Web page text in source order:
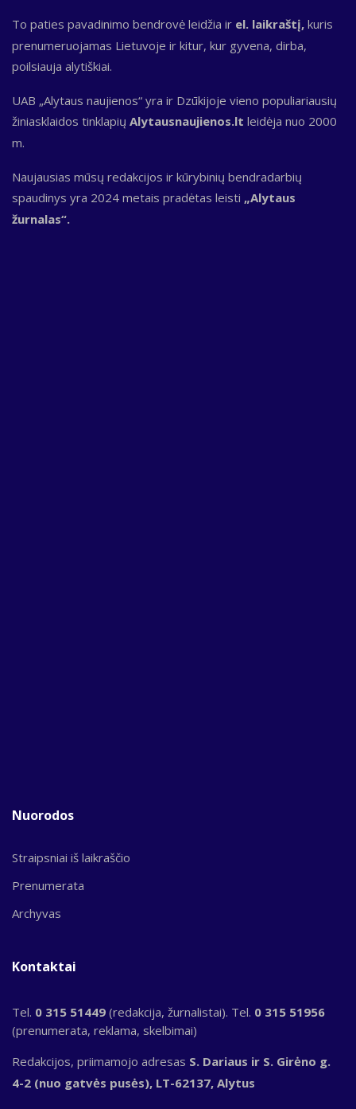
To paties pavadinimo bendrovė leidžia ir el. laikraštį, kuris
prenumeruojamas Lietuvoje ir kitur, kur gyvena, dirba,
poilsiauja alytiškiai.
UAB „Alytaus naujienos“ yra ir Dzūkijoje vieno populiariausių
žiniasklaidos tinklapių Alytausnaujienos.lt leidėja nuo 2000
m.
Naujausias mūsų redakcijos ir kūrybinių bendradarbių
spaudinys yra 2024 metais pradėtas leisti „Alytaus
žurnalas“.
Nuorodos
Straipsniai iš laikraščio
Prenumerata
Archyvas
Kontaktai
Tel. 0 315 51449 (redakcija, žurnalistai). Tel. 0 315 51956
(prenumerata, reklama, skelbimai)
Redakcijos, priimamojo adresas S. Dariaus ir S. Girėno g.
4-2 (nuo gatvės pusės), LT-62137, Alytus